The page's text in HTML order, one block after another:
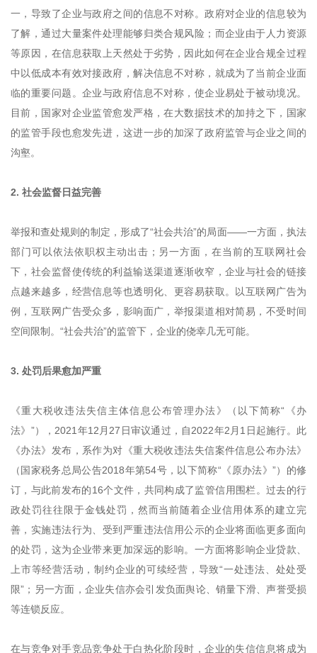
一，导致了企业与政府之间的信息不对称。政府对企业的信息较为
了解，通过大量案件处理能够归类合规风险；而企业由于人力资源
等原因，在信息获取上天然处于劣势，因此如何在企业合规全过程
中以低成本有效对接政府，解决信息不对称，就成为了当前企业面
临的重要问题。企业与政府信息不对称，使企业易处于被动境况。
目前，国家对企业监管愈发严格，在大数据技术的加持之下，国家
的监管手段也愈发先进，这进一步的加深了政府监管与企业之间的
沟壑。
2. 社会监督日益完善
举报和查处规则的制定，形成了“社会共治”的局面——一方面，执法
部门可以依法依职权主动出击；另一方面，在当前的互联网社会
下，社会监督使传统的利益输送渠道逐渐收窄，企业与社会的链接
点越来越多，经营信息等也透明化、更容易获取。以互联网广告为
例，互联网广告受众多，影响面广，举报渠道相对简易，不受时间
空间限制。“社会共治”的监管下，企业的侥幸几无可能。
3. 处罚后果愈加严重
《重大税收违法失信主体信息公布管理办法》（以下简称“《办
法》”），2021年12月27日审议通过，自2022年2月1日起施行。此
《办法》发布，系作为对《重大税收违法失信案件信息公布办法》
（国家税务总局公告2018年第54号，以下简称“《原办法》”）的修
订，与此前发布的16个文件，共同构成了监管信用围栏。过去的行
政处罚往往限于金钱处罚，然而当前随着企业信用体系的建立完
善，实施违法行为、受到严重违法信用公示的企业将面临更多面向
的处罚，这为企业带来更加深远的影响。一方面将影响企业贷款、
上市等经营活动，制约企业的可续经营，导致“一处违法、处处受
限”；另一方面，企业失信亦会引发负面舆论、销量下滑、声誉受损
等连锁反应。
在与竞争对手竞品竞争处于白热化阶段时，企业的失信信息将成为